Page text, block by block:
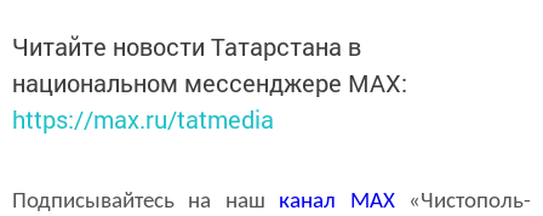
Читайте новости Татарстана в
национальном мессенджере MАХ:
https://max.ru/tatmedia
Подписывайтесь на наш канал MAX«Чистополь-